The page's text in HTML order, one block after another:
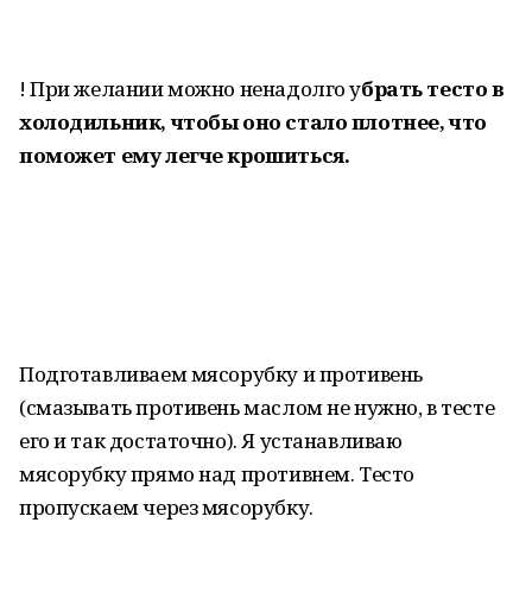
! При желании можно ненадолго убрать тесто в
холодильник, чтобы оно стало плотнее, что
поможет ему легче крошиться.
Подготавливаем мясорубку и противень
(смазывать противень маслом не нужно, в тесте
его и так достаточно). Я устанавливаю
мясорубку прямо над противнем. Тесто
пропускаем через мясорубку.